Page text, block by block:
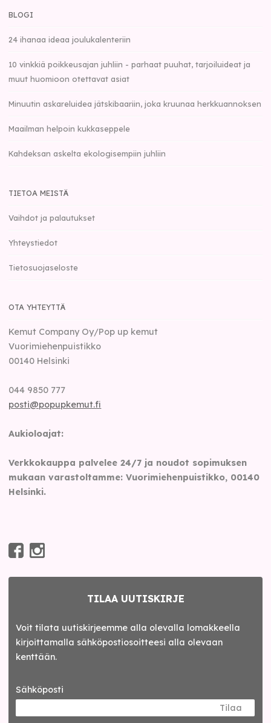
BLOGI
24 ihanaa ideaa joulukalenteriin
10 vinkkiä poikkeusajan juhliin - parhaat puuhat, tarjoiluideat ja
muut huomioon otettavat asiat
Minuutin askareluidea jätskibaariin, joka kruunaa herkkuannoksen
Maailman helpoin kukkaseppele
Kahdeksan askelta ekologisempiin juhliin
TIETOA MEISTÄ
Vaihdot ja palautukset
Yhteystiedot
Tietosuojaseloste
OTA YHTEYTTÄ
Kemut Company Oy/Pop up kemut
Vuorimiehenpuistikko
00140 Helsinki
044 9850 777
posti@popupkemut.fi
Aukioloajat:
Verkkokauppa palvelee 24/7 ja noudot sopimuksen
mukaan varastoltamme: Vuorimiehenpuistikko, 00140
Helsinki.
TILAA UUTISKIRJE
Voit tilata uutiskirjeemme alla olevalla lomakkeella
kirjoittamalla sähköpostiosoitteesi alla olevaan
kenttään.
Sähköposti
Tilaa